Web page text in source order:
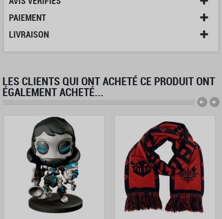
PAIEMENT
LIVRAISON
LES CLIENTS QUI ONT ACHETÉ CE PRODUIT ONT
ÉGALEMENT ACHETÉ...